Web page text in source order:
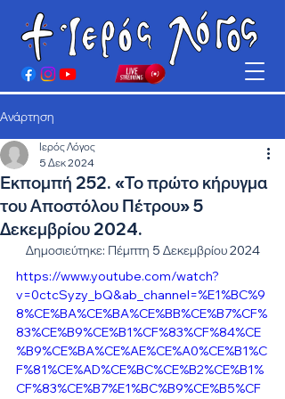
Ανάρτηση
Εκπομπή 252. «Το πρώτο κήρυγμα
του Αποστόλου Πέτρου» 5
Δεκεμβρίου 2024.
Ιερός Λόγος
5 Δεκ 2024
Δημοσιεύτηκε: Πέμπτη 5 Δεκεμβρίου 2024
https://www.youtube.com/watch?
v=0ctcSyzy_bQ&ab_channel=%E1%BC%9
8%CE%BA%CE%BA%CE%BB%CE%B7%CF%
83%CE%B9%CE%B1%CF%83%CF%84%CE
%B9%CE%BA%CE%AE%CE%A0%CE%B1%C
F%81%CE%AD%CE%BC%CE%B2%CE%B1%
CF%83%CE%B7%E1%BC%B9%CE%B5%CF